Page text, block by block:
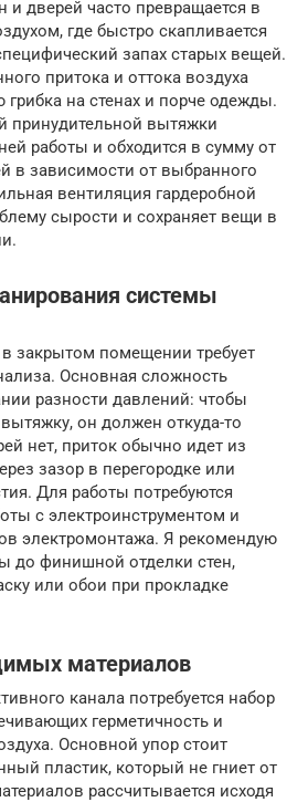
и дверей часто превращается в
где быстро скапливается
запах старых вещей.
притока и оттока воздуха
грибка на стенах и порче одежды.
принудительной вытяжки
работы и обходится в сумму от
в зависимости от выбранного
вентиляция гардеробной
сырости и сохраняет вещи в
системы
закрытом помещении требует
Основная сложность
разности давлений: чтобы
он должен откуда-то
нет, приток обычно идет из
зазор в перегородке или
Для работы потребуются
с электроинструментом и
электромонтажа. Я рекомендую
до финишной отделки стен,
или обои при прокладке
материалов
канала потребуется набор
герметичность и
Основной упор стоит
пластик, который не гниет от
рассчитывается исходя